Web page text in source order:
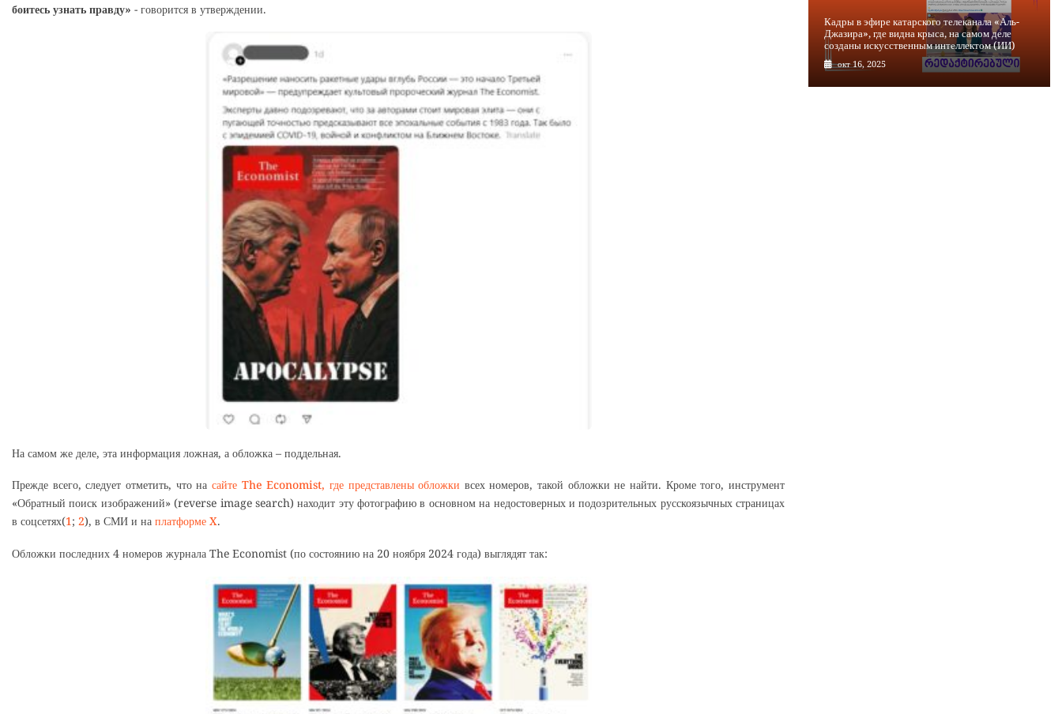
боитесь узнать правду» - говорится в утверждении.
На самом же деле, эта информация ложная, а обложка – поддельная.
Прежде всего, следует отметить, что на сайте The Economist, где представлены обложки всех номеров, такой обложки не найти. Кроме того, инструмент
«Обратный поиск изображений» (reverse image search) находит эту фотографию в основном на недостоверных и подозрительных русскоязычных страницах
в соцсетях(1; 2), в СМИ и на платформе X.
Обложки последних 4 номеров журнала The Economist (по состоянию на 20 ноября 2024 года) выглядят так:
Кадры в эфире катарского телеканала «Аль-
Джазира», где видна крыса, на самом деле
созданы искусственным интеллектом (ИИ)
окт 16, 2025